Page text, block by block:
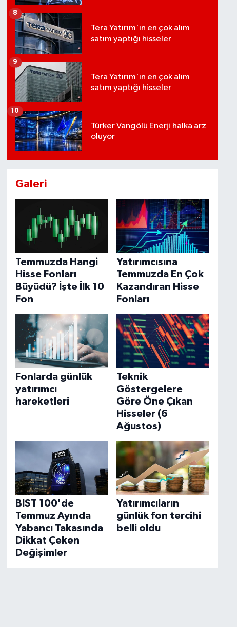
Tera Yatırım'ın en çok alım
satım yaptığı hisseler
8
Tera Yatırım'ın en çok alım
satım yaptığı hisseler
9
Türker Vangölü Enerji halka arz
oluyor
10
Galeri
Temmuzda Hangi
Hisse Fonları
Büyüdü? İşte İlk 10
Fon
Yatırımcısına
Temmuzda En Çok
Kazandıran Hisse
Fonları
Fonlarda günlük
yatırımcı
hareketleri
Teknik
Göstergelere
Göre Öne Çıkan
Hisseler (6
Ağustos)
BIST 100'de
Temmuz Ayında
Yabancı Takasında
Dikkat Çeken
Değişimler
Yatırımcıların
günlük fon tercihi
belli oldu